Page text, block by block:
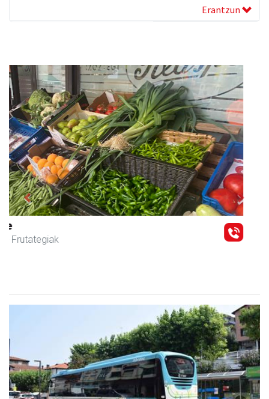
Erantzun
Guria
Urnieta - Jatetxeak
Previous Next